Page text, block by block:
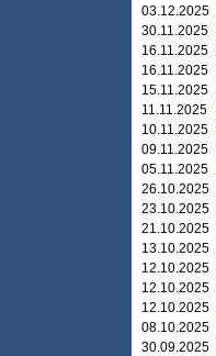
03.12.2025
30.11.2025
16.11.2025
16.11.2025
15.11.2025
11.11.2025
10.11.2025
09.11.2025
05.11.2025
26.10.2025
23.10.2025
21.10.2025
13.10.2025
12.10.2025
12.10.2025
12.10.2025
08.10.2025
30.09.2025